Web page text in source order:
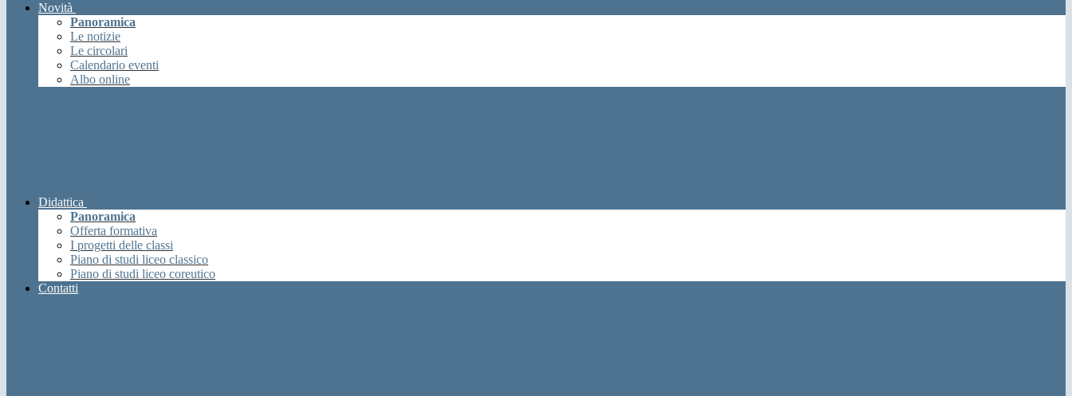
Novità
Panoramica
Le notizie
Le circolari
Calendario eventi
Albo online
Didattica
Panoramica
Offerta formativa
I progetti delle classi
Piano di studi liceo classico
Piano di studi liceo coreutico
Contatti